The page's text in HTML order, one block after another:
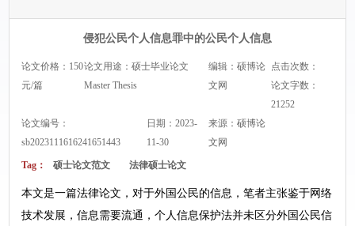
侵犯公民个人信息罪中的公民个人信息
论文价格：150
元/篇
论文用途：硕士毕业论文
Master Thesis
编辑：硕博论
文网
点击次数：
论文字数：
21252
论文编号：
sb2023111616241651443
日期：2023-
11-30
来源：硕博论
文网
Tag： 硕士论文范文 法律硕士论文
本文是一篇法律论文，对于外国公民的信息，笔者主张鉴于网络
技术发展，信息需要流通，个人信息保护法并未区分外国公民信